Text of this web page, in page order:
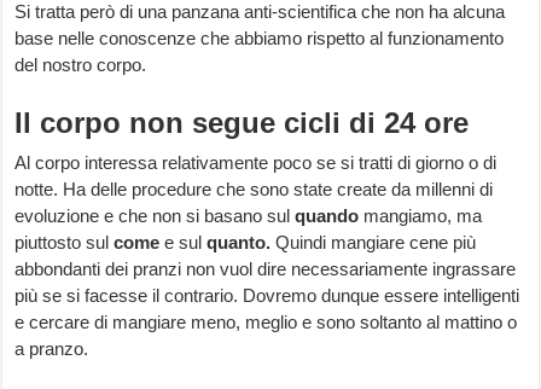
Si tratta però di una panzana anti-scientifica che non ha alcuna
base nelle conoscenze che abbiamo rispetto al funzionamento
del nostro corpo.
Il corpo non segue cicli di 24 ore
Al corpo interessa relativamente poco se si tratti di giorno o di
notte. Ha delle procedure che sono state create da millenni di
evoluzione e che non si basano sulquando mangiamo, ma
piuttosto sulcomee sul quanto.Quindi mangiare cene più
abbondanti dei pranzi non vuol dire necessariamente ingrassare
più se si facesse il contrario. Dovremo dunque essere intelligenti
e cercare di mangiare meno, meglio e sono soltanto al mattino o
a pranzo.